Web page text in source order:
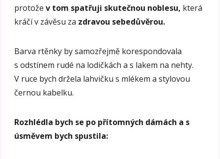
protožev tom spatřuji skutečnou noblesu, která
kráčí v závěsu za zdravou sebedůvěrou.
Barva rtěnky by samozřejmě korespondovala
s odstínem rudé na lodičkách a s lakem na nehty.
V ruce bych držela lahvičku s mlékem a stylovou
černou kabelku.
Rozhlédla bych se po přítomných dámách a s
úsměvem bych spustila: